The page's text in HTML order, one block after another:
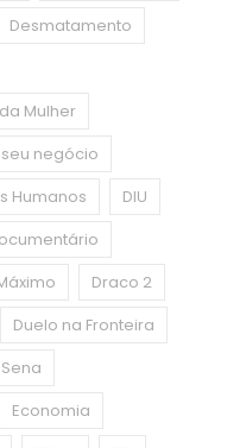
Desmatamento
Mulher
negócio
Humanos
DIU
Draco 2
Duelo na Fronteira
Economia